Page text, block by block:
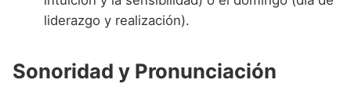
liderazgo y realización).
Sonoridad y Pronunciación